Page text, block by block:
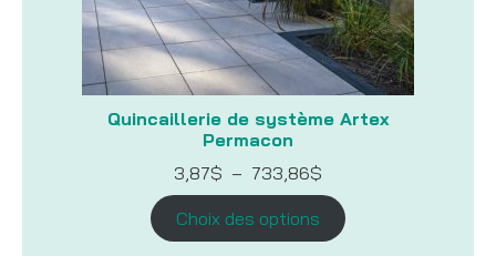
Quincaillerie de système Artex
Permacon
3,87$ – 733,86$
de
prix :
3,87$
à
Choix des options